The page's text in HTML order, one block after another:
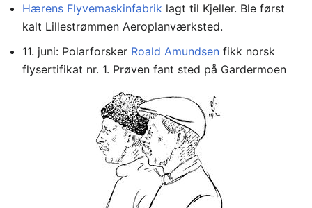
Hærens Flyvemaskinfabrik lagt til Kjeller. Ble først
kalt Lillestrømmen Aeroplanværksted.
11. juni: Polarforsker Roald Amundsen fikk norsk
flysertifikat nr. 1. Prøven fant sted på Gardermoen